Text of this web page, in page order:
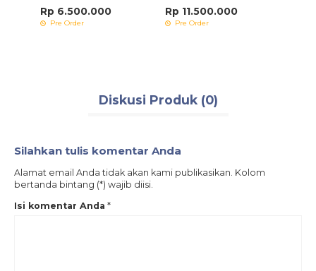
Rp 6.500.000
Pre Order
Rp 11.500.000
Pre Order
Diskusi Produk (0)
Silahkan tulis komentar Anda
Alamat email Anda tidak akan kami publikasikan. Kolom
bertanda bintang (*) wajib diisi.
Isi komentar Anda *